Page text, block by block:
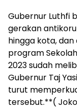
Gubernur Luthfi
gerakan
hingga kota,
program
2023 sudah
Gubernur Taj
turut
tersebut.**(